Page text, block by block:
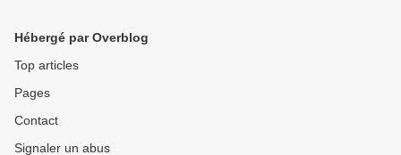
bleu, visage souriant, rouge
à lèvre, fond gris, la jeune
oeuvre d'isabelle krief
Hébergé par Overblog
Top articles
Pages
Contact
Signaler un abus